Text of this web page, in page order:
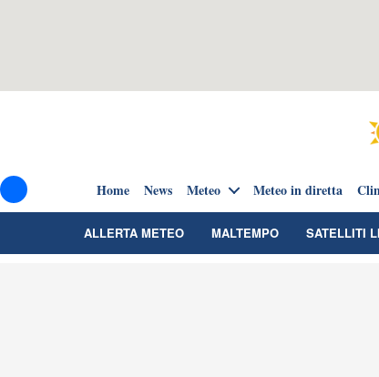
Home News Meteo Meteo in diretta
ALLERTA METEO MALTEMPO SATELLITI